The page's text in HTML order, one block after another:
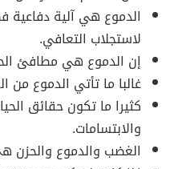
الدموع هي آلية دفاعية
لاستجلاب التعافي.
إن الدموع هي مطافئ
غالبا ما تأتي الدموع من
كثيرا ما تكون حقائق
والابتسامات.
الغضب والدموع